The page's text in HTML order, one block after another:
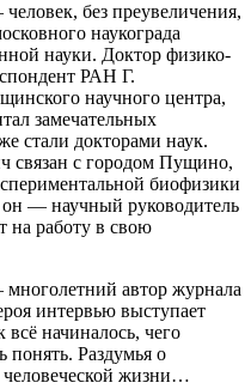
без преувеличения,
наукограда
науки. Доктор физико-
РАН Г.
научного центра,
замечательных
стали докторами наук.
связан с городом Пущино,
биофизики
он — научный руководитель
на работу в свою
автор журнала
интервью выступает
начиналось, чего
понять. Раздумья о
жизни…